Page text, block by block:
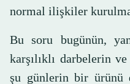
normal ilişkiler
Bu soru bugünün,
karşılıklı darbelerin ve
şu günlerin bir ürünü